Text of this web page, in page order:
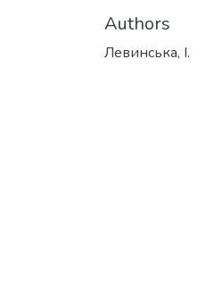
Authors
Левинська, І.